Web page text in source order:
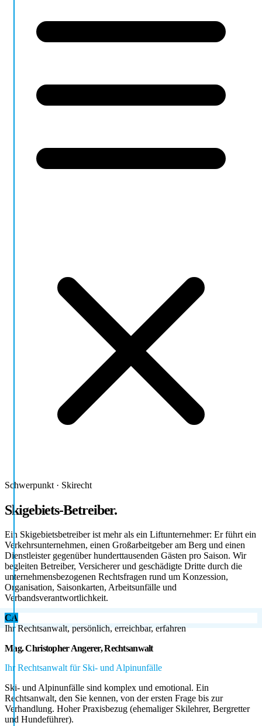
Schwerpunkt · Skirecht
Skigebiets-Betreiber.
Ein Skigebietsbetreiber ist mehr als ein Liftunternehmer: Er führt ein
Verkehrsunternehmen, einen Großarbeitgeber am Berg und einen
Dienstleister gegenüber hunderttausenden Gästen pro Saison. Wir
begleiten Betreiber, Versicherer und geschädigte Dritte durch die
unternehmensbezogenen Rechtsfragen rund um Konzession,
Organisation, Saisonkarten, Arbeitsunfälle und
Verbandsverantwortlichkeit.
CA
Ihr Rechtsanwalt, persönlich, erreichbar, erfahren
Mag. Christopher Angerer, Rechtsanwalt
Ihr Rechtsanwalt für Ski- und Alpinunfälle
Ski- und Alpinunfälle sind komplex und emotional. Ein
Rechtsanwalt, den Sie kennen, von der ersten Frage bis zur
Verhandlung. Hoher Praxisbezug (ehemaliger Skilehrer, Bergretter
und Hundeführer).